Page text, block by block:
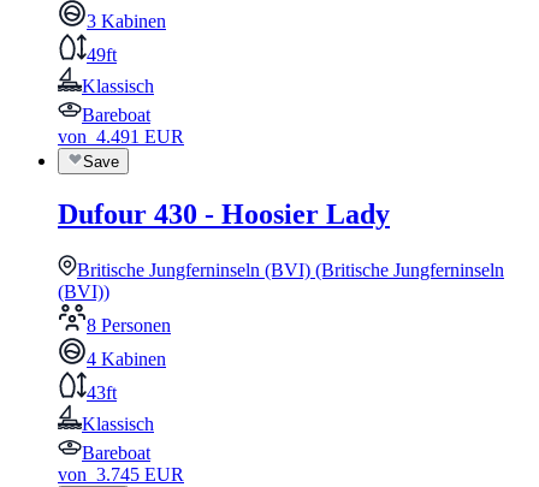
3 Kabinen
49ft
Klassisch
Bareboat
von 4.491 EUR
Save
Dufour 430 - Hoosier Lady
Britische Jungferninseln (BVI) (Britische Jungferninseln
(BVI))
8 Personen
4 Kabinen
43ft
Klassisch
Bareboat
von 3.745 EUR